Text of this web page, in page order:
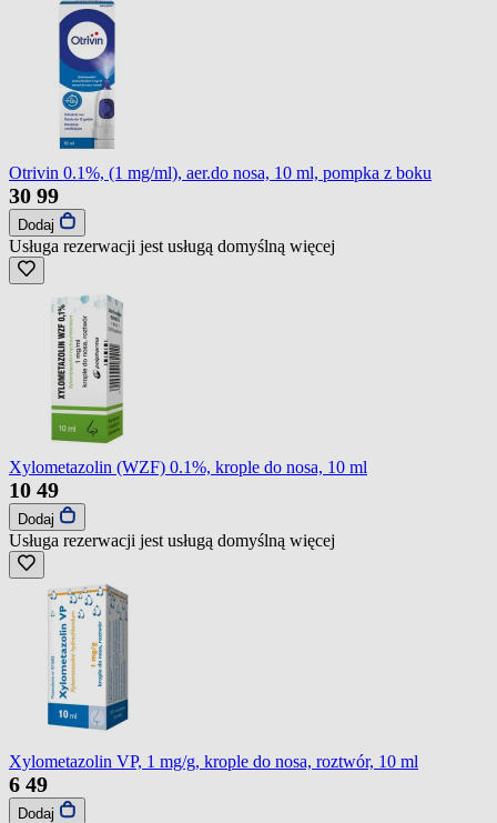
Otrivin 0.1%, (1 mg/ml), aer.do nosa, 10 ml, pompka z boku
30 99
Dodaj
Usługa rezerwacji jest usługą domyślną więcej
Xylometazolin (WZF) 0.1%, krople do nosa, 10 ml
10 49
Dodaj
Usługa rezerwacji jest usługą domyślną więcej
Xylometazolin VP, 1 mg/g, krople do nosa, roztwór, 10 ml
6 49
Dodaj